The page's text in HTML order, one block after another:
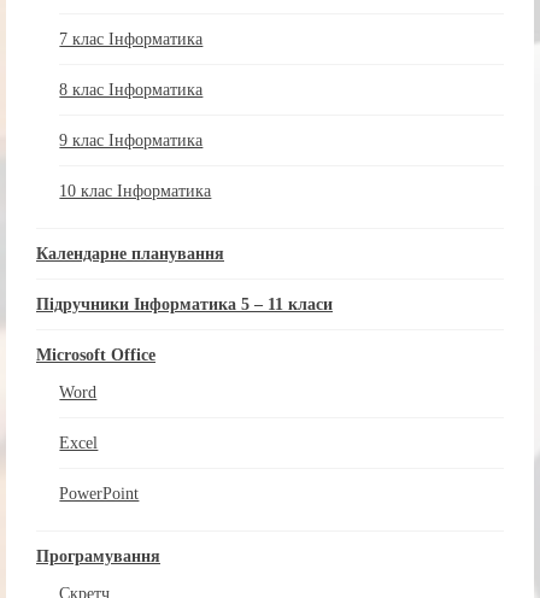
7 клас Інформатика
8 клас Інформатика
9 клас Інформатика
10 клас Інформатика
Календарне планування
Підручники Інформатика 5 – 11 класи
Microsoft Office
Word
Excel
PowerPoint
Програмування
Скретч